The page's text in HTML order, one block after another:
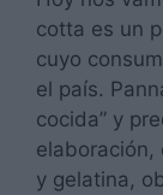
cotta es un
cuyo
el país.
cocida” y
elaboración,
y gelatina,